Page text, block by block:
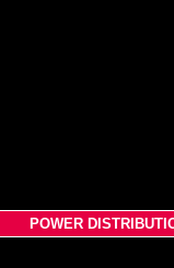
POWER